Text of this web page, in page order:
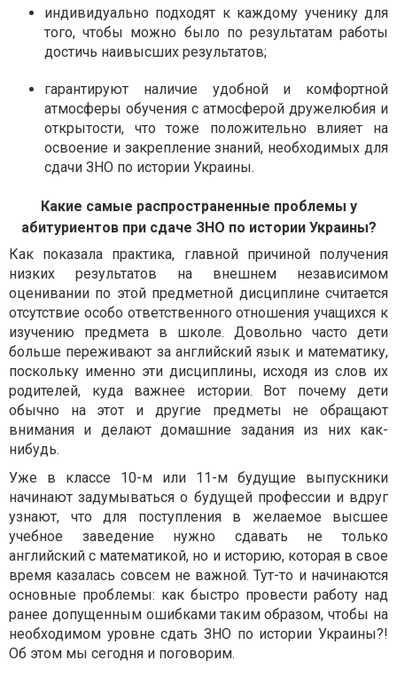
индивидуально подходят к каждому ученику для
того, чтобы можно было по результатам работы
достичь наивысших результатов;
гарантируют наличие удобной и комфортной
атмосферы обучения с атмосферой дружелюбия и
открытости, что тоже положительно влияет на
освоение и закрепление знаний, необходимых для
сдачи ЗНО по истории Украины.
Какие самые распространенные проблемы у
абитуриентов при сдаче ЗНО по истории Украины?
Как показала практика, главной причиной получения
низких результатов на внешнем независимом
оценивании по этой предметной дисциплине считается
отсутствие особо ответственного отношения учащихся к
изучению предмета в школе. Довольно часто дети
больше переживают за английский язык и математику,
поскольку именно эти дисциплины, исходя из слов их
родителей, куда важнее истории. Вот почему дети
обычно на этот и другие предметы не обращают
внимания и делают домашние задания из них как-
нибудь.
Уже в классе 10-м или 11-м будущие выпускники
начинают задумываться о будущей профессии и вдруг
узнают, что для поступления в желаемое высшее
учебное заведение нужно сдавать не только
английский с математикой, но и историю, которая в свое
время казалась совсем не важной. Тут-то и начинаются
основные проблемы: как быстро провести работу над
ранее допущенным ошибками таким образом, чтобы на
необходимом уровне сдать ЗНО по истории Украины?!
Об этом мы сегодня и поговорим.